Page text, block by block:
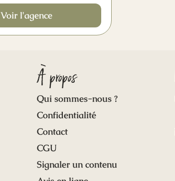
Voir l'agence
À propos
Qui sommes-nous ?
Confidentialité
Contact
CGU
Signaler un contenu